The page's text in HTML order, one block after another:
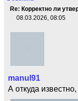
Re: Корректно ли
08.03.2026, 08:05
manul91
А откуда известно,